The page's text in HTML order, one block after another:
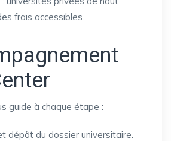
frais accessibles.
guide à chaque étape :
dépôt du dossier universitaire.